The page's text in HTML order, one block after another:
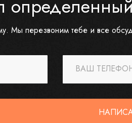
Мы перезвоним тебе и все
ВАШ